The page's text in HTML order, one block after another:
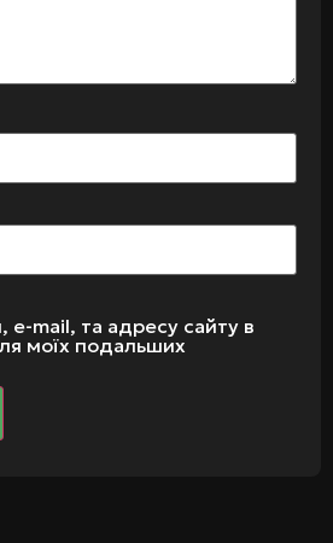
e-mail, та адресу сайту в
моїх подальших